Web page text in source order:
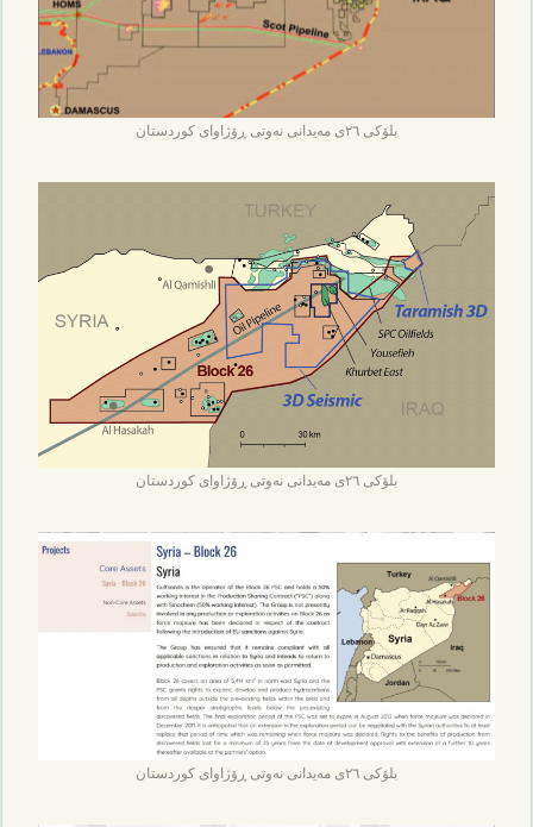
بلۆکی ٢٦ی مەیدانی نەوتی ڕۆژاوای کوردستان
بلۆکی ٢٦ی مەیدانی نەوتی ڕۆژاوای کوردستان
بلۆکی ٢٦ی مەیدانی نەوتی ڕۆژاوای کوردستان